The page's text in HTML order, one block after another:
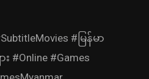
#မြန်မာ
#Online #Games